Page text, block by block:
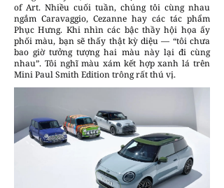
of Art. Nhiều cuối tuần, chúng tôi cùng nhau
ngắm Caravaggio, Cezanne hay các tác phẩm
Phục Hưng. Khi nhìn các bậc thầy hội họa ấy
phối màu, bạn sẽ thấy thật kỳ diệu — “tôi chưa
bao giờ tưởng tượng hai màu này lại đi cùng
nhau”. Tôi nghĩ màu xám kết hợp xanh lá trên
Mini Paul Smith Edition trông rất thú vị.